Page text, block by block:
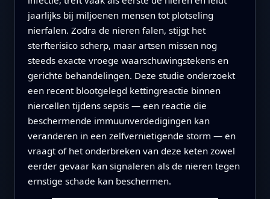
jaarlijks bij miljoenen mensen tot plotseling
nierfalen. Zodra de nieren falen, stijgt het
sterfterisico scherp, maar artsen missen nog
steeds exacte vroege waarschuwingstekens en
gerichte behandelingen. Deze studie onderzoekt
een recent blootgelegd kettingreactie binnen
niercellen tijdens sepsis — een reactie die
beschermende immuunverdedigingen kan
veranderen in een zelfvernietigende storm — en
vraagt of het onderbreken van deze keten zowel
eerder gevaar kan signaleren als de nieren tegen
ernstige schade kan beschermen.